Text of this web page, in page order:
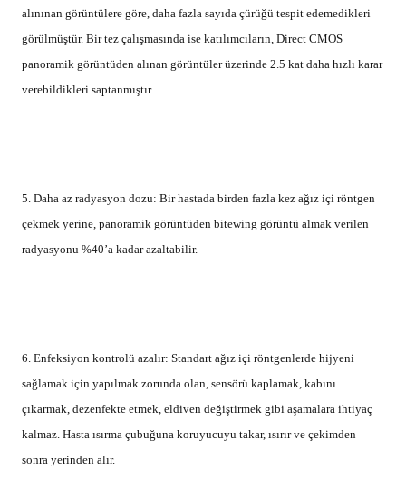
alınınan görüntülere göre, daha fazla sayıda çürüğü tespit edemedikleri
görülmüştür. Bir tez çalışmasında ise katılımcıların, Direct CMOS
panoramik görüntüden alınan görüntüler üzerinde 2.5 kat daha hızlı karar
verebildikleri saptanmıştır.
5. Daha az radyasyon dozu: Bir hastada birden fazla kez ağız içi röntgen
çekmek yerine, panoramik görüntüden bitewing görüntü almak verilen
radyasyonu %40’a kadar azaltabilir.
6. Enfeksiyon kontrolü azalır: Standart ağız içi röntgenlerde hijyeni
sağlamak için yapılmak zorunda olan, sensörü kaplamak, kabını
çıkarmak, dezenfekte etmek, eldiven değiştirmek gibi aşamalara ihtiyaç
kalmaz. Hasta ısırma çubuğuna koruyucuyu takar, ısırır ve çekimden
sonra yerinden alır.